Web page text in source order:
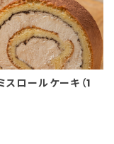
スロールケーキ（1